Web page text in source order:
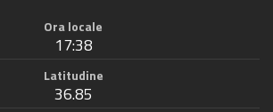
Ora locale
17:38
Latitudine
36.85